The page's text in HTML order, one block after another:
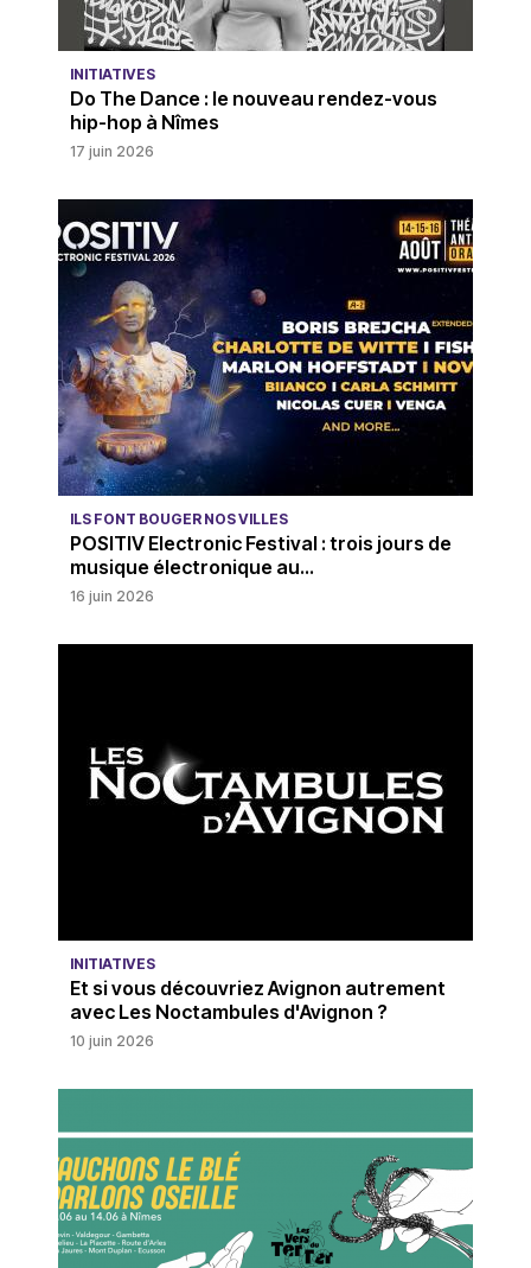
INITIATIVES
Do The Dance : le nouveau rendez-vous
hip-hop à Nîmes
17 juin 2026
ILS FONT BOUGER NOS VILLES
POSITIV Electronic Festival : trois jours de
musique électronique au...
16 juin 2026
INITIATIVES
Et si vous découvriez Avignon autrement
avec Les Noctambules d'Avignon ?
10 juin 2026